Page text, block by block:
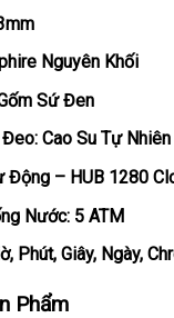
Nguyên Khối
Sứ Đen
Cao Su Tự Nhiên
Động – HUB 1280
Nước: 5 ATM
Phút, Giây, Ngày,
Phẩm